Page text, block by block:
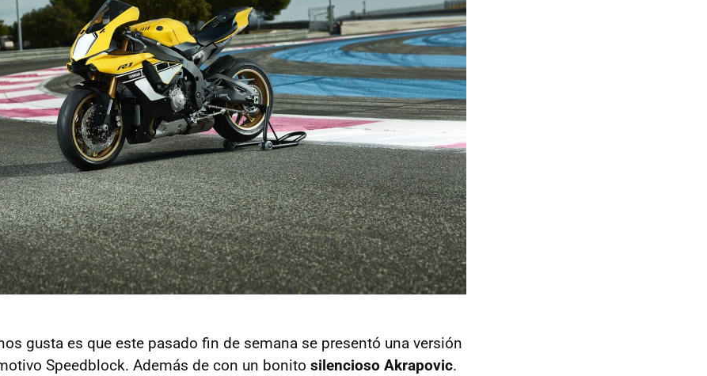
gusta es que este pasado fin de semana se presentó una versión
Speedblock. Además de con un bonito silencioso Akrapovic.